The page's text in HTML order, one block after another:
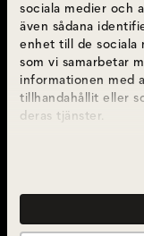
sociala medier och
även sådana
enhet till de sociala
som vi samarbetar
informationen med
tillhandahållit eller
deras tjänster.
Öppettider
Webshoppen har
Shop in Shop Mån
16, Sön 11-16